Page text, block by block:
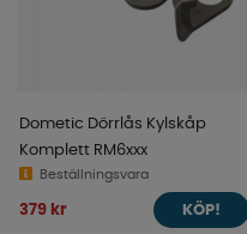
Dometic Dörrlås Kylskåp
Komplett RM6xxx
Beställningsvara
379 kr KÖP!